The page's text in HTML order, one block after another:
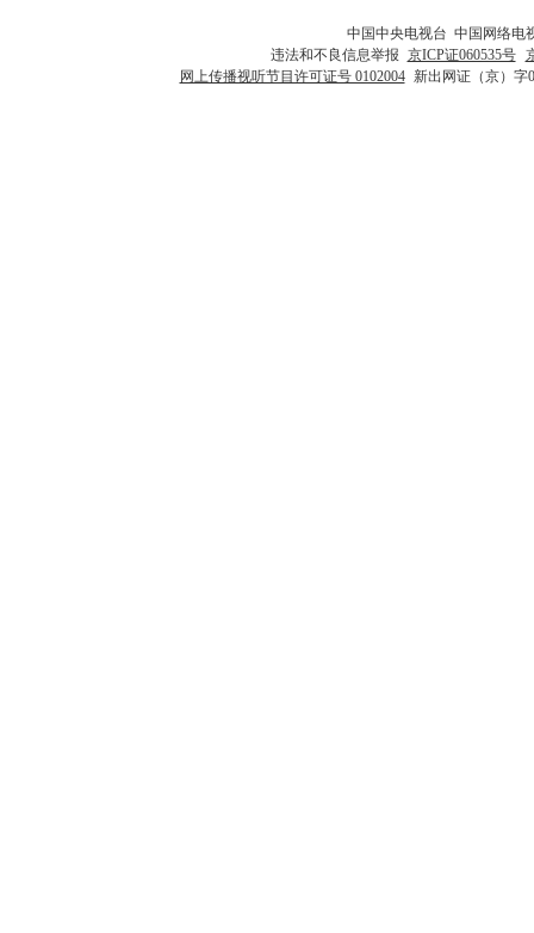
中国中央电视台 中国网络电
违法和不良信息举报 京ICP证060535号
网上传播视听节目许可证号 0102004 新出网证（京）